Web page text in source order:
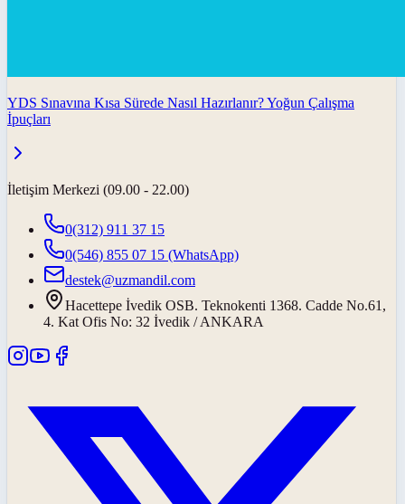
YDS Sınavına Kısa Sürede Nasıl Hazırlanır? Yoğun Çalışma
İpuçları
İletişim Merkezi (09.00 - 22.00)
0(312) 911 37 15
0(546) 855 07 15 (WhatsApp)
destek@uzmandil.com
Hacettepe İvedik OSB. Teknokenti 1368. Cadde No.61,
4. Kat Ofis No: 32 İvedik / ANKARA